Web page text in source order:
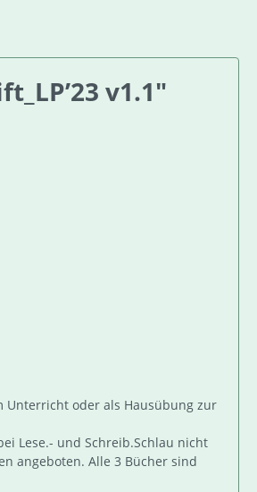
v1.1"
Unterricht oder als Hausübung zur
Lese.- und Schreib.Schlau nicht
angeboten. Alle 3 Bücher sind